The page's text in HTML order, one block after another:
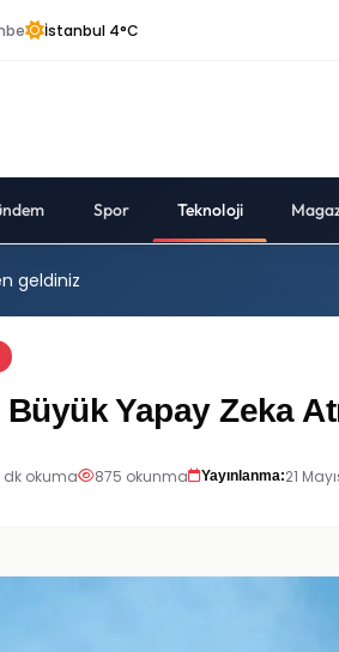
İstanbul 4°C
Spor Teknoloji
geldiniz
Büyük Yapay Zeka
dk okuma 875 okunma Yayınlanma:21